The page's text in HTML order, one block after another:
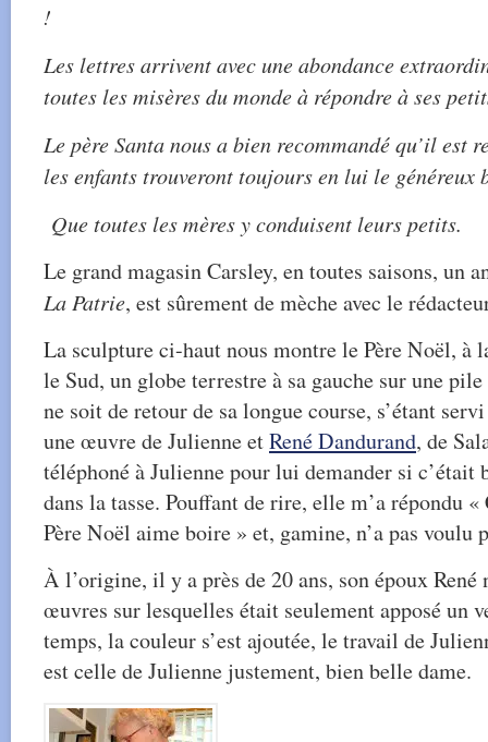
!
Les lettres arrivent avec une abondance
toutes les misères du monde à répondre à ses
Le père Santa nous a bien recommandé qu’il est
les enfants trouveront toujours en lui le généreux
Que toutes les mères y conduisent leurs petits.
Le grand magasin Carsley, en toutes saisons, un
La Patrie, est sûrement de mèche avec le
La sculpture ci-haut nous montre le Père Noël, à
le Sud, un globe terrestre à sa gauche sur une
ne soit de retour de sa longue course, s’étant
une œuvre de Julienne etRené Dandurand, de
téléphoné à Julienne pour lui demander si c’était
dans la tasse. Pouffant de rire, elle m’a répondu «
Père Noël aime boire » et, gamine, n’a pas voulu
À l’origine, il y a près de 20 ans, son époux René
œuvres sur lesquelles était seulement apposé un
temps, la couleur s’est ajoutée, le travail de
est celle de Julienne justement, bien belle dame.